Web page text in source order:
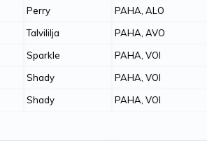
Perry PAHA, ALO
Talvililja PAHA, AVO
Sparkle PAHA, VOI
Shady PAHA, VOI
Shady PAHA, VOI